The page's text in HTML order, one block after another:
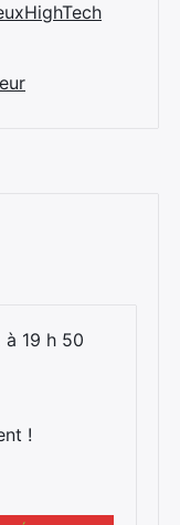
19 h 50
!